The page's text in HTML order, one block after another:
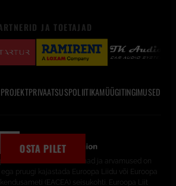
OSTA PILET
JA TOETAJAD
PRIVAATSUSPOLIITIKAMÜÜGITINGIMUSED
Liit. Avaldatud seisukohad ja arvamused on
pruugi kajastada Euroopa Liidu või Euroopa
(EACEA) seisukohti. Euroopa Liit